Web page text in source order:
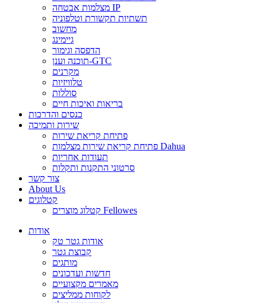
מצלמות אבטחה IP
תשתיות תקשורת וטלפוניה
מחשוב
גיימינג
הדפסה וגימור
תוכנה וענן-GTC
מקרנים
טלוויזיות
סוללות
בריאות ואיכות חיים
כנסים והדרכות
שירות ותמיכה
פתיחת קריאת שירות
פתיחת קריאת שירות מצלמות Dahua
תעודות אחריות
סרטוני התקנות ותקלות
צור קשר
About Us
קטלוגים
קטלוג מוצרים Fellowes
אודות
אודות גטר טק
קבוצת גטר
מותגים
חדשות ועדכונים
מאמרים מקצועיים
לקוחות ממליצים